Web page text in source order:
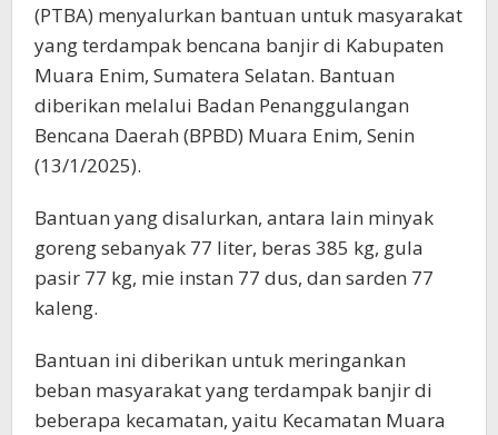
(PTBA) menyalurkan bantuan untuk masyarakat
yang terdampak bencana banjir di Kabupaten
Muara Enim, Sumatera Selatan. Bantuan
diberikan melalui Badan Penanggulangan
Bencana Daerah (BPBD) Muara Enim, Senin
(13/1/2025).
Bantuan yang disalurkan, antara lain minyak
goreng sebanyak 77 liter, beras 385 kg, gula
pasir 77 kg, mie instan 77 dus, dan sarden 77
kaleng.
Bantuan ini diberikan untuk meringankan
beban masyarakat yang terdampak banjir di
beberapa kecamatan, yaitu Kecamatan Muara